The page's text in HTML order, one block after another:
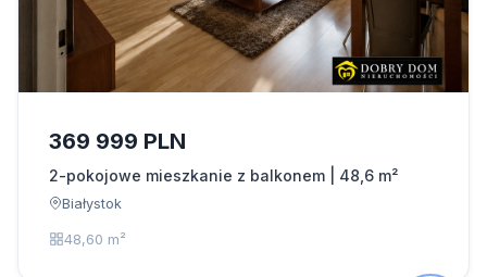
369 999 PLN
2-pokojowe mieszkanie z balkonem | 48,6 m²
Białystok
48,60 m²